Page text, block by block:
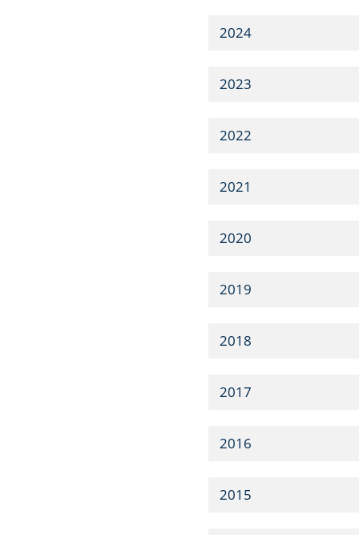
2024
2023
2022
2021
2020
2019
2018
2017
2016
2015